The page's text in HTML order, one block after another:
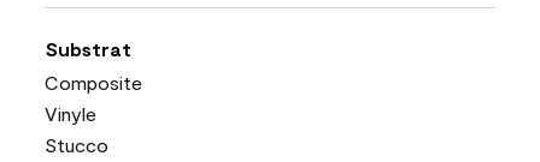
Substrat
Composite
Vinyle
Stucco